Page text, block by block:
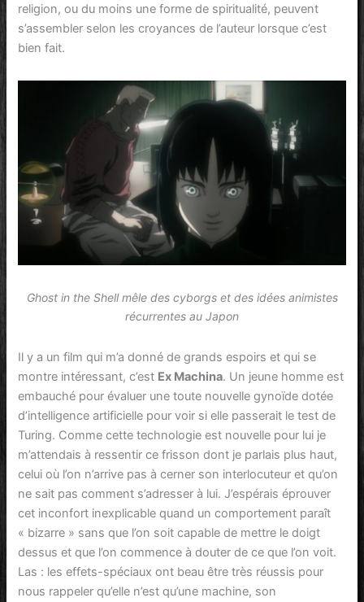
religion, ou du moins une forme de spiritualité, peuvent
s’assembler selon les croyances de l’auteur lorsque c’est
bien fait.
Ghost in the Shell mêle des cyborgs et des idées animistes
récurrentes au Japon
Il y a un film qui m’a donné de grands espoirs et qui se
montre intéressant, c’est Ex Machina. Un jeune homme est
embauché pour évaluer une toute nouvelle gynoïde dotée
d’intelligence artificielle pour voir si elle passerait le test de
Turing. Comme cette technologie est nouvelle pour lui je
m’attendais à ressentir ce frisson dont je parlais plus haut,
celui où l’on n’arrive pas à cerner son interlocuteur et qu’on
ne sait pas comment s’adresser à lui. J’espérais éprouver
cet inconfort inexplicable quand un comportement paraît
« bizarre » sans que l’on soit capable de mettre le doigt
dessus et que l’on commence à douter de ce que l’on voit.
Las : les effets-spéciaux ont beau être très réussis pour
nous rappeler qu’elle n’est qu’une machine, son